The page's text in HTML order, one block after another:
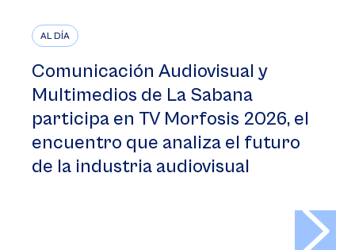
AL DÍA
Comunicación Audiovisual y
Multimedios de La Sabana
participa en TV Morfosis 2026, el
encuentro que analiza el futuro
de la industria audiovisual